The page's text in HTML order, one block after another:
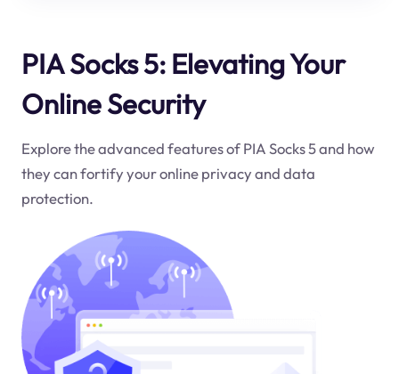
PIA Socks 5: Elevating Your
Online Security
Explore the advanced features of PIA Socks 5 and how
they can fortify your online privacy and data
protection.